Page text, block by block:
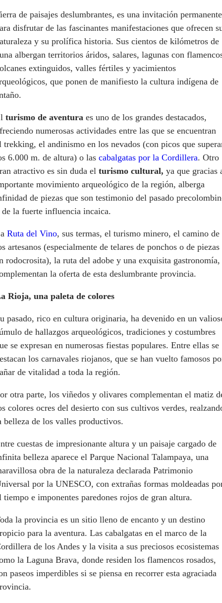
de paisajes deslumbrantes, es una invitación permanente
disfrutar de las fascinantes manifestaciones que ofrecen
y su prolífica historia. Sus cientos de kilómetros de
albergan territorios áridos, salares, lagunas con
extinguidos, valles fértiles y yacimientos
que ponen de manifiesto la cultura indígena de
turismo de aventura es uno de los grandes destacados,
numerosas actividades entre las que se encuentran
trekking, el andinismo en los nevados (con picos que
6.000 m. de altura) o las cabalgatas por la Cordillera. Otro
atractivo es sin duda el turismo cultural, ya que gracias
movimiento arqueológico de la región, alberga
de piezas que son testimonio del pasado
la fuerte influencia incaica.
Ruta del Vino, sus termas, el turismo minero, el camino de
artesanos (especialmente de telares de ponchos o de piezas
rodocrosita), la ruta del adobe y una exquisita gastronomía,
la oferta de esta deslumbrante provincia.
Rioja, una paleta de colores
pasado, rico en cultura originaria, ha devenido en un
de hallazgos arqueológicos, tradiciones y costumbres
se expresan en numerosas fiestas populares. Entre ellas se
los carnavales riojanos, que se han vuelto famosos
de vitalidad a toda la región.
otra parte, los viñedos y olivares complementan el matiz
colores ocres del desierto con sus cultivos verdes,
belleza de los valles productivos.
cuestas de impresionante altura y un paisaje cargado de
belleza aparece el Parque Nacional Talampaya, una
obra de la naturaleza declarada Patrimonio
por la UNESCO, con extrañas formas moldeadas
tiempo e imponentes paredones rojos de gran altura.
la provincia es un sitio lleno de encanto y un destino
para la aventura. Las cabalgatas en el marco de la
de los Andes y la visita a sus preciosos ecosistemas
la Laguna Brava, donde residen los flamencos rosados,
paseos imperdibles si se piensa en recorrer esta agraciada